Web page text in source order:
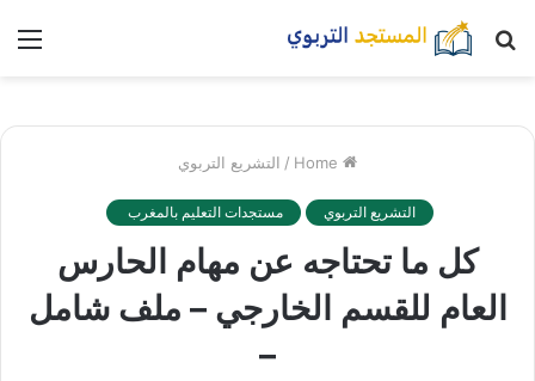
بحث
/ التشريع التربوي
التشريع التربوي مستجدات التعليم بالمغرب
كل ما تحتاجه عن مهام الحارس
العام للقسم الخارجي – ملف شامل
–